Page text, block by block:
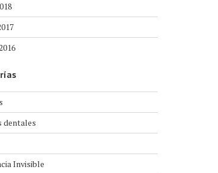
dentales
Invisible